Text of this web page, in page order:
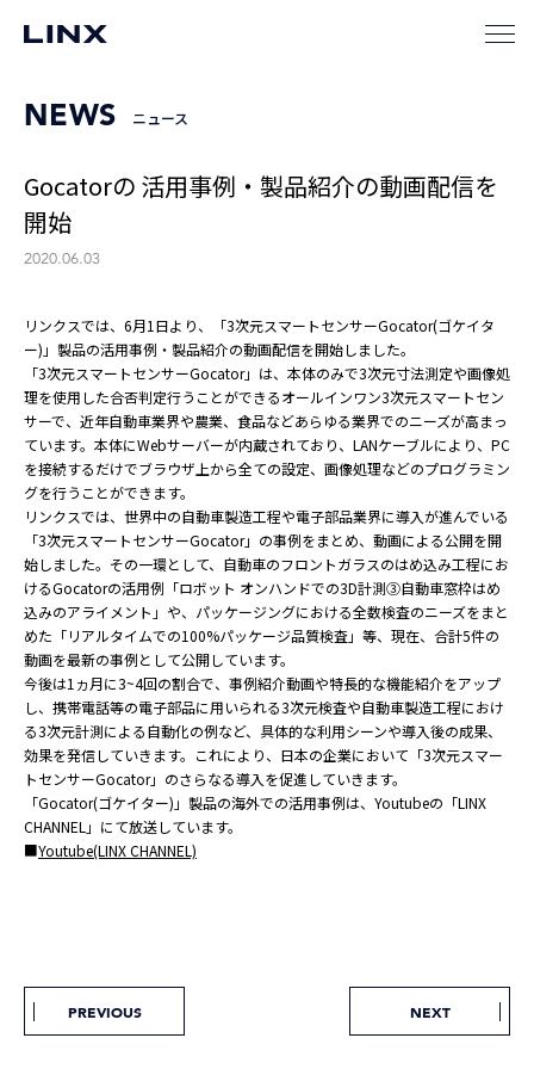
NEWS ニュース
Gocatorの 活用事例・製品紹介の動画配信を
開始
2020.06.03
リンクスでは、6月1日より、「3次元スマートセンサーGocator(ゴケイタ
ー)」製品の活用事例・製品紹介の動画配信を開始しました。
「3次元スマートセンサーGocator」は、本体のみで3次元寸法測定や画像処
理を使用した合否判定行うことができるオールインワン3次元スマートセン
サーで、近年自動車業界や農業、食品などあらゆる業界でのニーズが高まっ
ています。本体にWebサーバーが内蔵されており、LANケーブルにより、PC
を接続するだけでブラウザ上から全ての設定、画像処理などのプログラミン
グを行うことができます。
リンクスでは、世界中の自動車製造工程や電子部品業界に導入が進んでいる
「3次元スマートセンサーGocator」の事例をまとめ、動画による公開を開
始しました。その一環として、自動車のフロントガラスのはめ込み工程にお
けるGocatorの活用例「ロボット オンハンドでの3D計測③自動車窓枠はめ
込みのアライメント」や、パッケージングにおける全数検査のニーズをまと
めた「リアルタイムでの100%パッケージ品質検査」等、現在、合計5件の
動画を最新の事例として公開しています。
今後は1ヵ月に3~4回の割合で、事例紹介動画や特長的な機能紹介をアップ
し、携帯電話等の電子部品に用いられる3次元検査や自動車製造工程におけ
る3次元計測による自動化の例など、具体的な利用シーンや導入後の成果、
効果を発信していきます。これにより、日本の企業において「3次元スマー
トセンサーGocator」のさらなる導入を促進していきます。
「Gocator(ゴケイター)」製品の海外での活用事例は、Youtubeの「LINX
CHANNEL」にて放送しています。
■Youtube(LINX CHANNEL)
PREVIOUS NEXT